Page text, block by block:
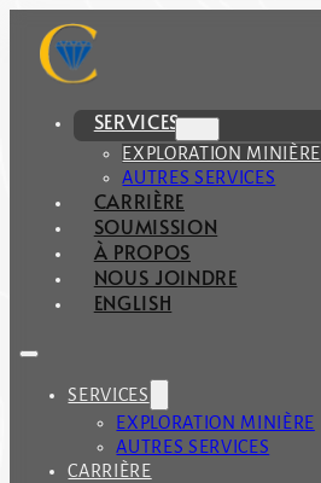
SERVICES
EXPLORATION MINIÈRE
AUTRES SERVICES
CARRIÈRE
SOUMISSION
À PROPOS
NOUS JOINDRE
ENGLISH
SERVICES
EXPLORATION MINIÈRE
AUTRES SERVICES
CARRIÈRE